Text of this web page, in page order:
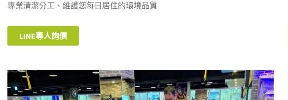
專業清潔分工、維護您每日居住的環境品質
LINE專人詢價